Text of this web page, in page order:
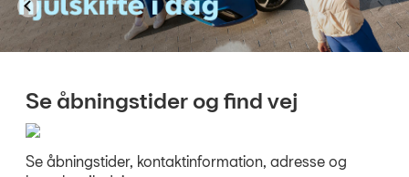
RESERVEDELE
Se åbningstider og find vej
Se åbningstider, kontaktinformation, adresse og